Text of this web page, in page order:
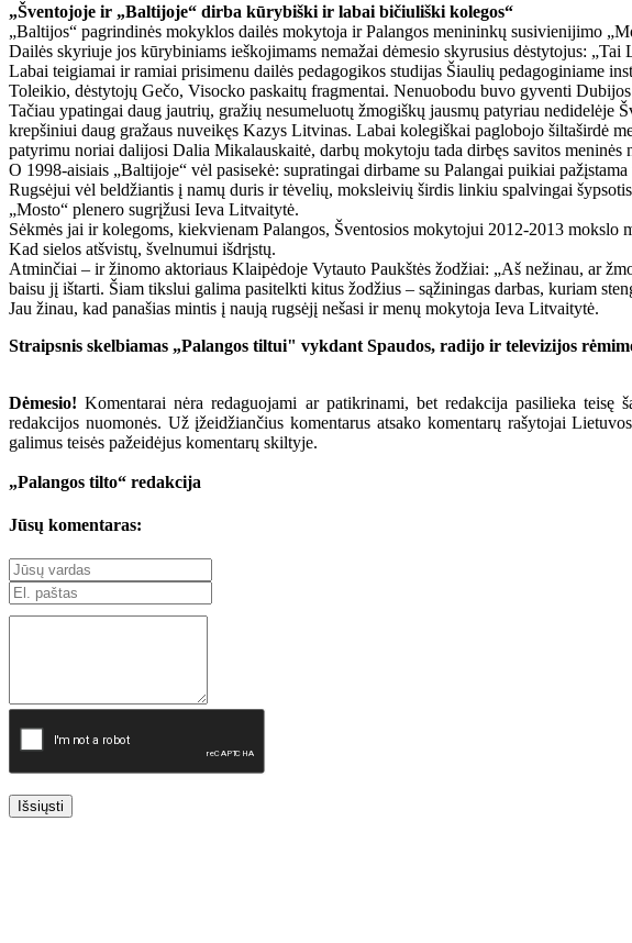
„Šventojoje ir „Baltijoje“ dirba kūrybiški ir labai bičiuliški kolegos“
„Baltijos“ pagrindinės mokyklos dailės mokytoja ir Palangos menininkų susivienijimo
Dailės skyriuje jos kūrybiniams ieškojimams nemažai dėmesio skyrusius dėstytojus:
Labai teigiamai ir ramiai prisimenu dailės pedagogikos studijas Šiaulių pedagoginiame
Toleikio, dėstytojų Gečo, Visocko paskaitų fragmentai. Nenuobodu buvo gyventi Dubijos
Tačiau ypatingai daug jautrių, gražių nesumeluotų žmogiškų jausmų patyriau
krepšiniui daug gražaus nuveikęs Kazys Litvinas. Labai kolegiškai paglobojo šiltaširdė
patyrimu noriai dalijosi Dalia Mikalauskaitė, darbų mokytoju tada dirbęs savitos meninės
O 1998-aisiais „Baltijoje“ vėl pasisekė: supratingai dirbame su Palangai puikiai
Rugsėjui vėl beldžiantis į namų duris ir tėvelių, moksleivių širdis linkiu spalvingai
„Mosto“ plenero sugrįžusi Ieva Litvaitytė.
Sėkmės jai ir kolegoms, kiekvienam Palangos, Šventosios mokytojui 2012-2013
Kad sielos atšvistų, švelnumui išdrįstų.
Atminčiai – ir žinomo aktoriaus Klaipėdoje Vytauto Paukštės žodžiai: „Aš nežinau, ar
baisu jį ištarti. Šiam tikslui galima pasitelkti kitus žodžius – sąžiningas darbas, kuriam
Jau žinau, kad panašias mintis į naują rugsėjį nešasi ir menų mokytoja Ieva Litvaitytė.
Straipsnis skelbiamas „Palangos tiltui" vykdant Spaudos, radijo ir televizijos
Dėmesio! Komentarai nėra redaguojami ar patikrinami, bet redakcija pasilieka teisę
redakcijos nuomonės. Už įžeidžiančius komentarus atsako komentarų rašytojai
galimus teisės pažeidėjus komentarų skiltyje.
„Palangos tilto“ redakcija
Jūsų komentaras:
Išsiųsti